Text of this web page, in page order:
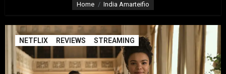
Home India Amarteifio
NETFLIX REVIEWS STREAMING